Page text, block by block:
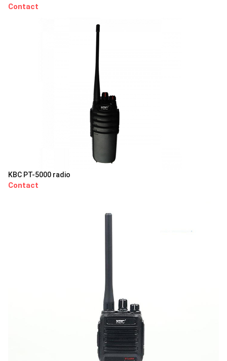
Contact
KBC PT-5000 radio
Contact